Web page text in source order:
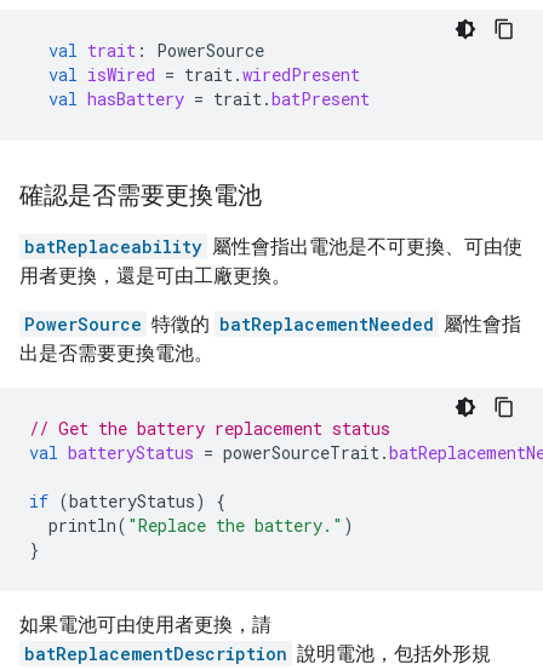
val trait :
PowerSource
val isWired = trait.wiredPresent
val hasBattery = trait.batPresent
確認是否需要更換電池
batReplaceability 屬性會指出電池是不可更換、可由使
用者更換，還是可由工廠更換。
PowerSource 特徵的 batReplacementNeeded 屬性會指
出是否需要更換電池。
// Get the battery replacement status
val batteryStatus = powerSourceTrait.
if (batteryStatus)
{
println( "Replace the battery." )
}
如果電池可由使用者更換，請
batReplacementDescription 說明電池，包括外形規